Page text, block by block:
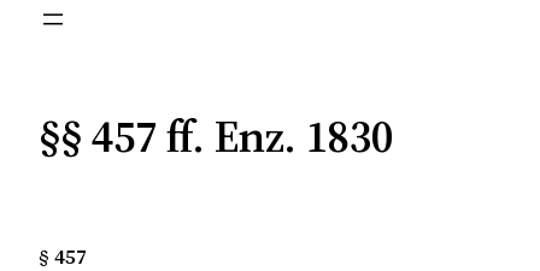
§§ 457 ff. Enz. 1830
§ 457